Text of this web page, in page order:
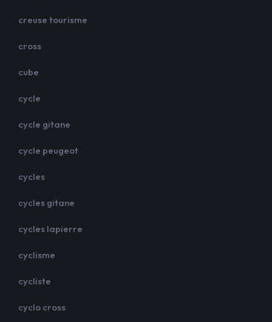
creuse tourisme
cross
cube
cycle
cycle gitane
cycle peugeot
cycles
cycles gitane
cycles lapierre
cyclisme
cycliste
cyclo cross